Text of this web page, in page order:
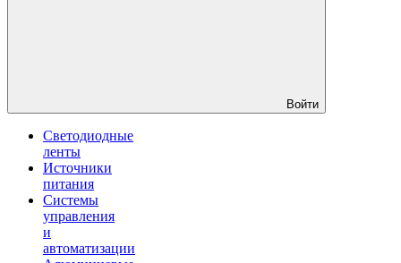
Войти
Светодиодные
ленты
Источники
питания
Системы
управления
и
автоматизации